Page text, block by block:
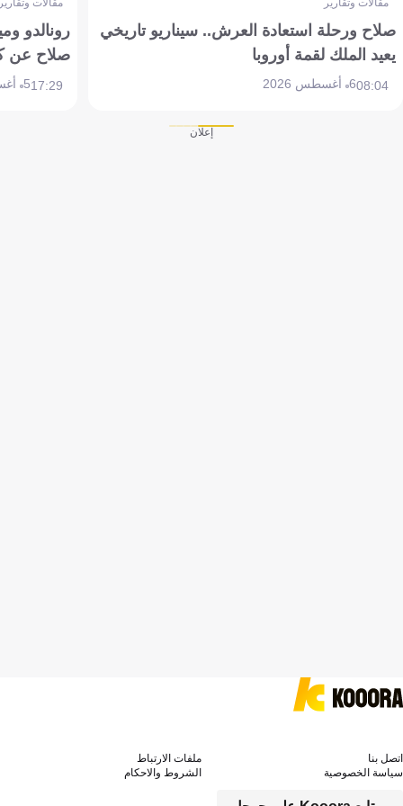
مقالات وتقارير
صلاح ورحلة استعادة العرش.. سيناريو تاريخي
يعيد الملك لقمة أوروبا
08:046 أغسطس 2026
مقالات
رونالدو
صلاح عن
17:295 أغسطس 2026
إعلان
اتصل بنا
ملفات الارتباط
سياسة الخصوصية
الشروط والاحكام